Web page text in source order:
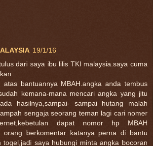
19/1/16
dari saya ibu lilis TKI malaysia.saya cuma
atas bantuannya MBAH.angka anda tembus
kemana-mana mencari angka yang jitu
hasilnya,sampai- sampai hutang malah
sengaja seorang teman lagi cari nomer
dapat nomor hp MBAH
orang berkomentar katanya perna di bantu
togel,jadi saya hubungi minta angka bocoran